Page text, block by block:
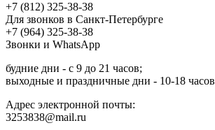
+7 (812) 325-38-38
Для звонков в Санкт-Петербурге
+7 (964) 325-38-38
Звонки и WhatsApp
будние дни - с 9 до 21 часов;
выходные и праздничные дни - 10-18 часов
Адрес электронной почты:
3253838@mail.ru